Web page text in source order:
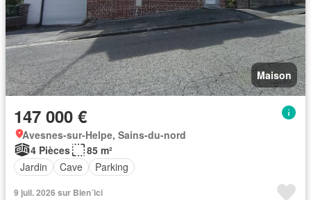
Maison
147 000 €
Avesnes-sur-Helpe, Sains-du-nord
4 Pièces
85 m²
Jardin
Cave Parking
9 juil. 2026 sur Bien´ici